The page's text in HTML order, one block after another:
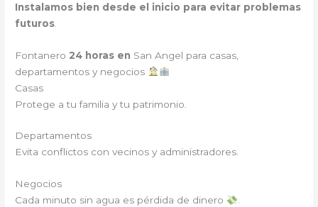
Instalamos bien desde el inicio para evitar problemas
futuros
Fontanero 24 horas en San Angel para casas,
departamentos y negocios
Casas
Protege a tu familia y tu patrimonio.
Departamentos
Evita conflictos con vecinos y administradores.
Negocios
Cada minuto sin agua es pérdida de dinero
.